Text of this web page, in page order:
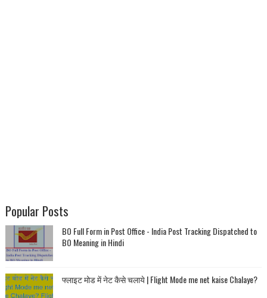
Popular Posts
BO Full Form in Post Office - India Post Tracking Dispatched to
BO Meaning in Hindi
फ्लाइट मोड में नेट कैसे चलाये | Flight Mode me net kaise Chalaye?